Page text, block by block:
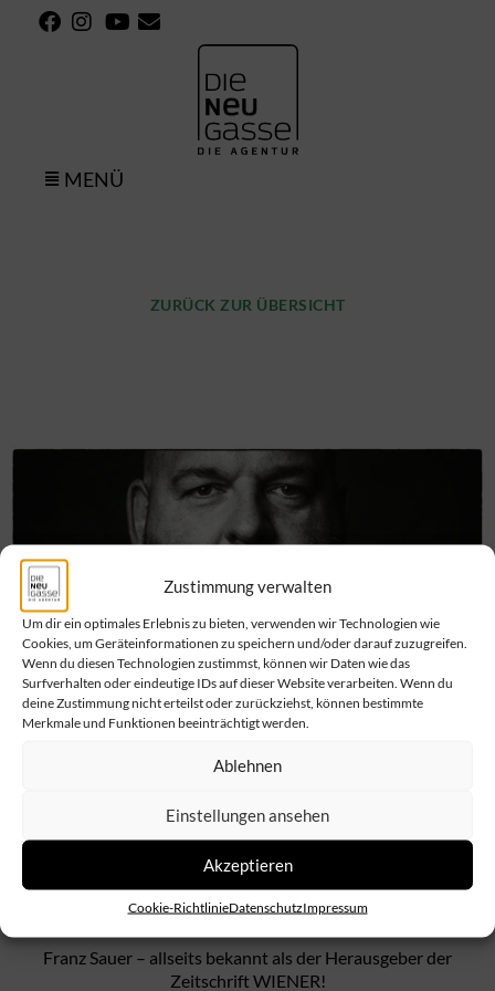
Zustimmung verwalten
Um dir ein optimales Erlebnis zu bieten, verwenden wir Technologien wie
Cookies, um Geräteinformationen zu speichern und/oder darauf zuzugreifen.
Wenn du diesen Technologien zustimmst, können wir Daten wie das
Surfverhalten oder eindeutige IDs auf dieser Website verarbeiten. Wenn du
deine Zustimmung nicht erteilst oder zurückziehst, können bestimmte
Merkmale und Funktionen beeinträchtigt werden.
Akzeptieren
Ablehnen
Einstellungen ansehen
Cookie-RichtlinieDatenschutzImpressum
MENÜ
ZURÜCK ZUR ÜBERSICHT
DJ
SLEDGEHAMMER
Franz Sauer – allseits bekannt als der Herausgeber der
Zeitschrift WIENER!